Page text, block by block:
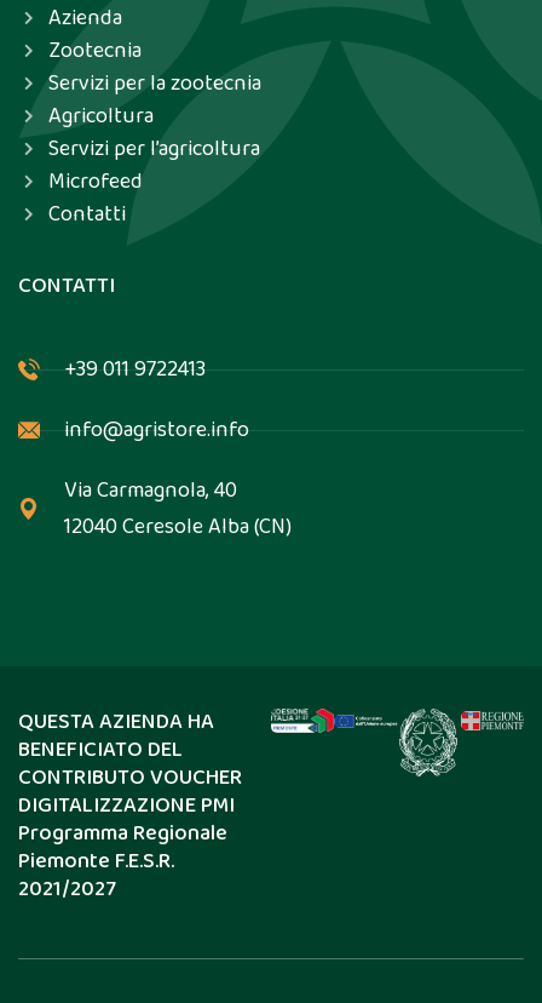
Azienda
Zootecnia
Servizi per la zootecnia
Agricoltura
Servizi per l’agricoltura
Microfeed
Contatti
CONTATTI
+39 011 9722413
info@agristore.info
Via Carmagnola, 40
12040 Ceresole Alba (CN)
QUESTA AZIENDA HA
BENEFICIATO DEL
CONTRIBUTO VOUCHER
DIGITALIZZAZIONE PMI
Programma Regionale
Piemonte F.E.S.R.
2021/2027